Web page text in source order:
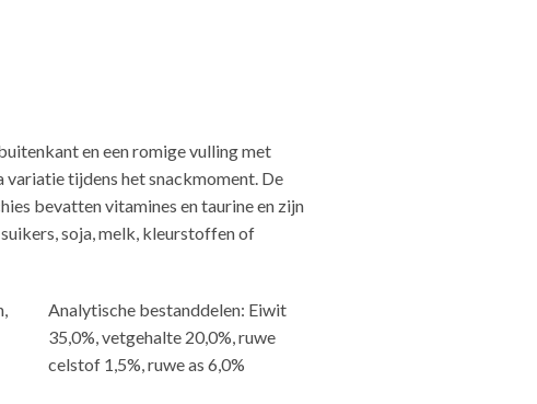
en een romige vulling met
tijdens het snackmoment. De
bevatten vitamines en taurine en zijn
soja, melk, kleurstoffen of
Analytische bestanddelen: Eiwit
35,0%, vetgehalte 20,0%, ruwe
celstof 1,5%, ruwe as 6,0%